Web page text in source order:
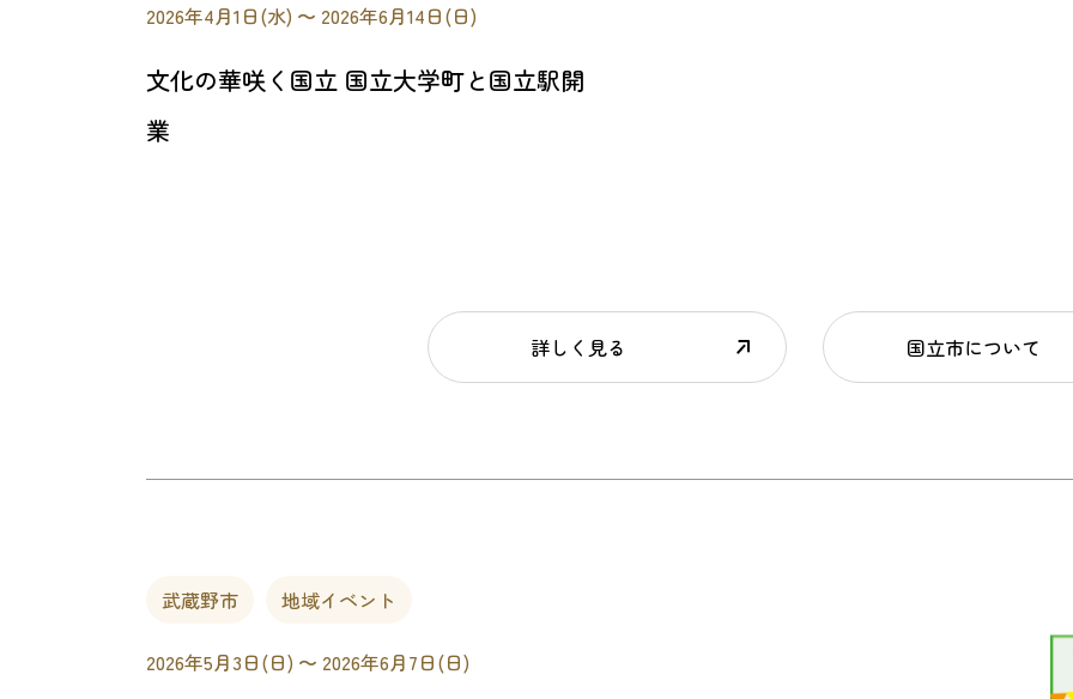
2026年4月1日(水) 〜 2026年6月14日(日)
文化の華咲く国立 国立大学町と国立駅開
業
詳しく見る 国立市について
武蔵野市 地域イベント
2026年5月3日(日) 〜 2026年6月7日(日)